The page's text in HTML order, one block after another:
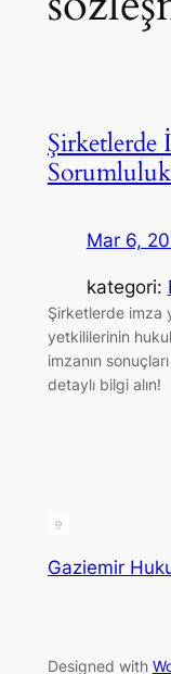
Mar 6,
kategori:
Şirketlerde imza
yetkililerinin
imzanın
detaylı bilgi alın!
Gaziemir
Designed with